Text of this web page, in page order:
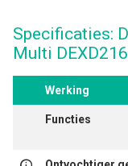
Specificaties:
Multi
Werking
Functies